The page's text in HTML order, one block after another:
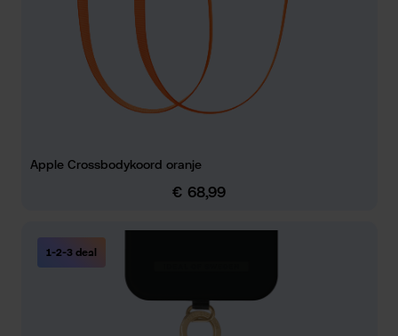
Apple Crossbodykoord oranje
Normale prijs:
€ 68,99
1-2-3 deal